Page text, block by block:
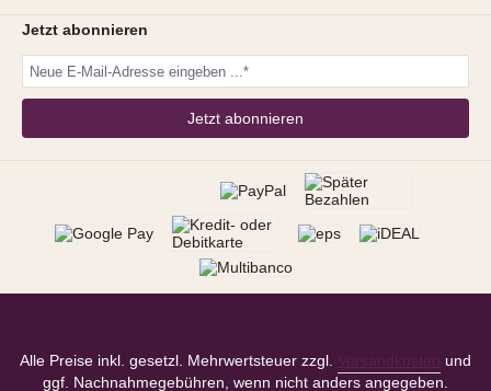
Jetzt abonnieren
Jetzt abonnieren
Alle Preise inkl. gesetzl. Mehrwertsteuer zzgl. Versandkosten
und
ggf. Nachnahmegebühren, wenn nicht anders angegeben.